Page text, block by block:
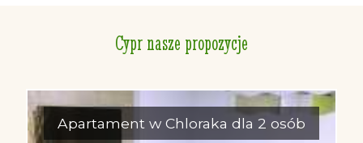
Cypr nasze propozycje
Apartament w Chloraka dla 2 osób